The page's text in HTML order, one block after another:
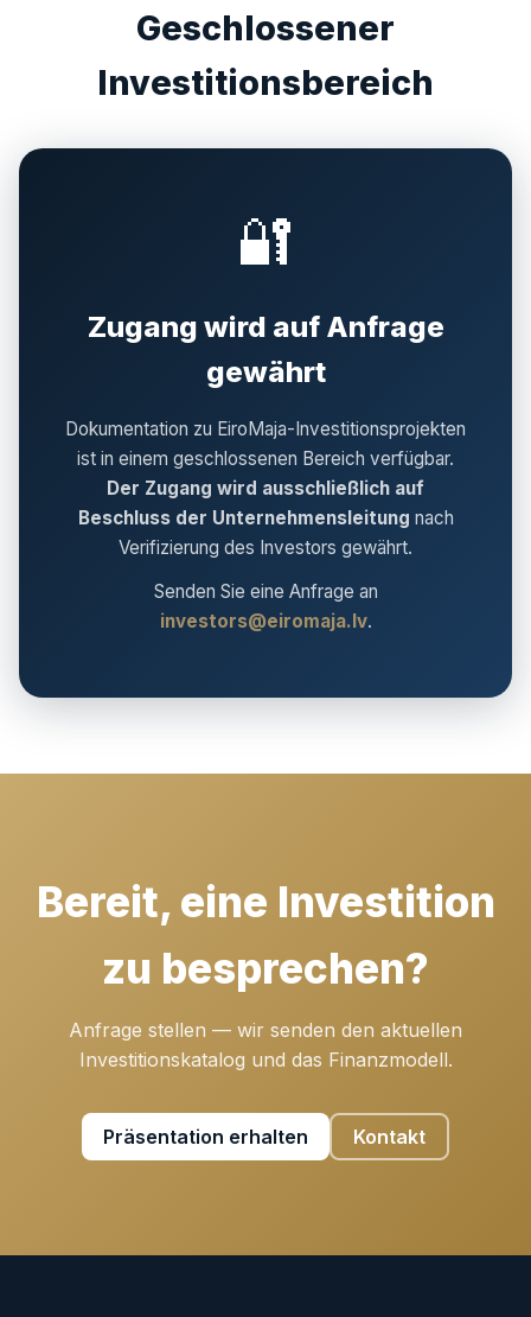
Geschlossener
Investitionsbereich
🔐
Zugang wird auf Anfrage
gewährt
Dokumentation zu EiroMaja-Investitionsprojekten
ist in einem geschlossenen Bereich verfügbar.
Der Zugang wird ausschließlich auf
Beschluss der Unternehmensleitung nach
Verifizierung des Investors gewährt.
Senden Sie eine Anfrage an
investors@eiromaja.lv.
Bereit, eine Investition
zu besprechen?
Anfrage stellen — wir senden den aktuellen
Investitionskatalog und das Finanzmodell.
Präsentation erhalten Kontakt